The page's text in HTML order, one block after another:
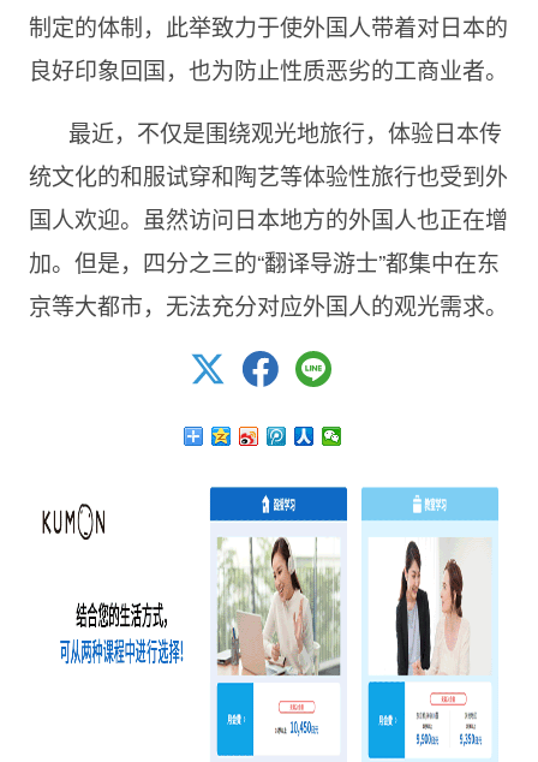
制定的体制，此举致力于使外国人带着对日本的
良好印象回国，也为防止性质恶劣的工商业者。
最近，不仅是围绕观光地旅行，体验日本传
统文化的和服试穿和陶艺等体验性旅行也受到外
国人欢迎。虽然访问日本地方的外国人也正在增
加。但是，四分之三的“翻译导游士”都集中在东
京等大都市，无法充分对应外国人的观光需求。